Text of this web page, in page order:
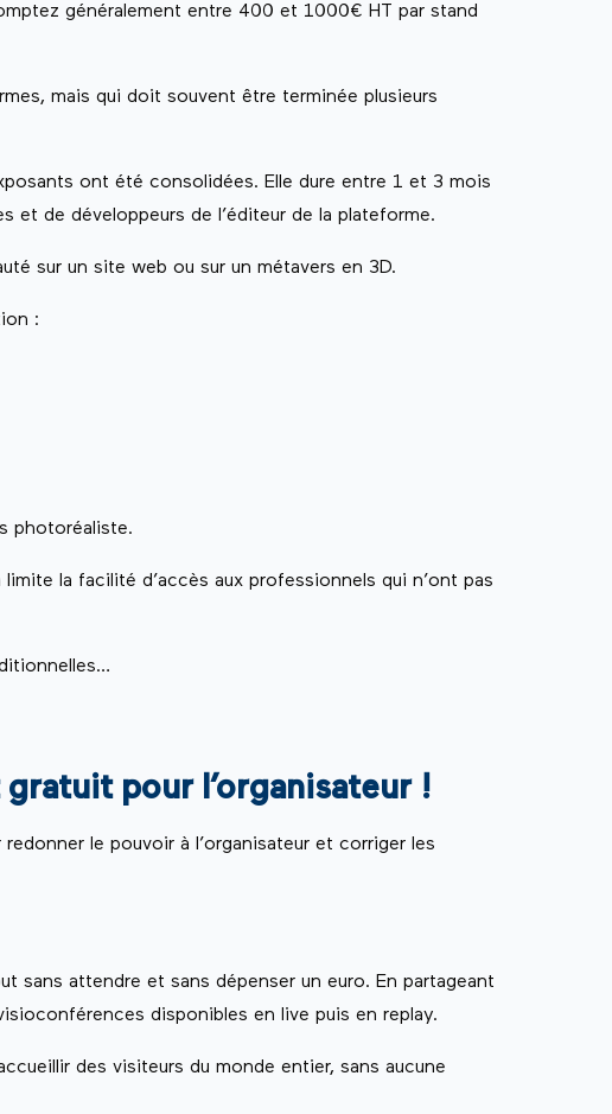
généralement entre 400 et 1000€ HT par stand
mais qui doit souvent être terminée plusieurs
ont été consolidées. Elle dure entre 1 et 3 mois
et de développeurs de l’éditeur de la plateforme.
sur un site web ou sur un métavers en 3D.
:
photoréaliste.
la facilité d’accès aux professionnels qui n’ont pas
pour l’organisateur !
redonner le pouvoir à l’organisateur et corriger les
sans attendre et sans dépenser un euro. En partageant
disponibles en live puis en replay.
des visiteurs du monde entier, sans aucune